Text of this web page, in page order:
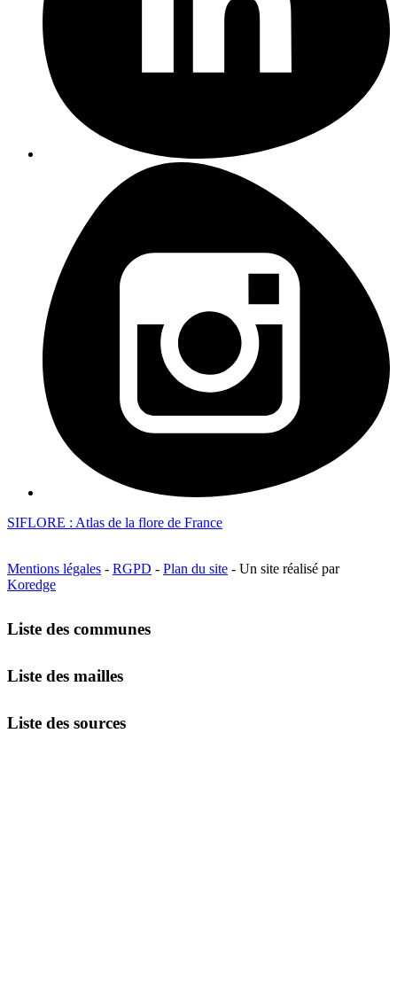
SIFLORE : Atlas de la flore de France
Mentions légales - RGPD - Plan du site - Un site réalisé par
Koredge
Liste des communes
Liste des mailles
Liste des sources